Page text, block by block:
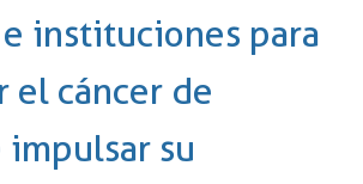
instituciones para
cáncer de
su